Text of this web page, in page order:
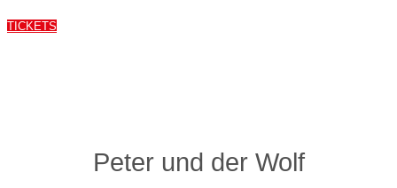
TICKETS
Peter und der Wolf